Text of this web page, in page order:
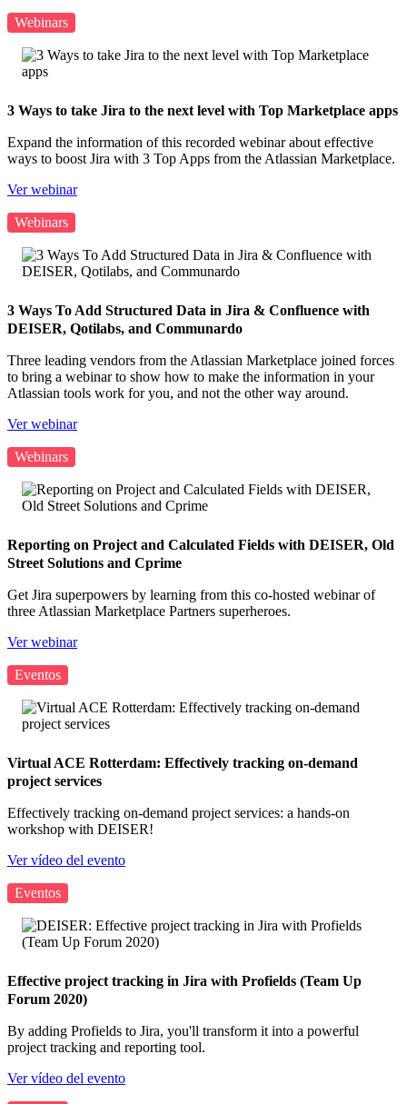
Webinars
3 Ways to take Jira to the next level with Top Marketplace apps
Expand the information of this recorded webinar about effective
ways to boost Jira with 3 Top Apps from the Atlassian Marketplace.
Ver webinar
Webinars
3 Ways To Add Structured Data in Jira & Confluence with
DEISER, Qotilabs, and Communardo
Three leading vendors from the Atlassian Marketplace joined forces
to bring a webinar to show how to make the information in your
Atlassian tools work for you, and not the other way around.
Ver webinar
Webinars
Reporting on Project and Calculated Fields with DEISER, Old
Street Solutions and Cprime
Get Jira superpowers by learning from this co-hosted webinar of
three Atlassian Marketplace Partners superheroes.
Ver webinar
Eventos
Virtual ACE Rotterdam: Effectively tracking on-demand
project services
Effectively tracking on-demand project services: a hands-on
workshop with DEISER!
Ver vídeo del evento
Eventos
Effective project tracking in Jira with Profields (Team Up
Forum 2020)
By adding Profields to Jira, you'll transform it into a powerful
project tracking and reporting tool.
Ver vídeo del evento